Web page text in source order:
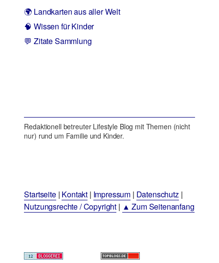
🌍 Landkarten aus aller Welt
🧠 Wissen für Kinder
💬 Zitate Sammlung
Redaktionell betreuter Lifestyle Blog mit Themen (nicht
nur) rund um Familie und Kinder.
Startseite| Kontakt | Impressum | Datenschutz |
Nutzungsrechte / Copyright | ▲ Zum Seitenanfang